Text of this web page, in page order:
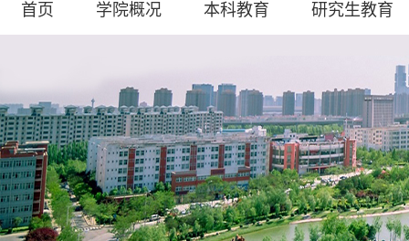
首页 学院概况 本科教育 研究生教育